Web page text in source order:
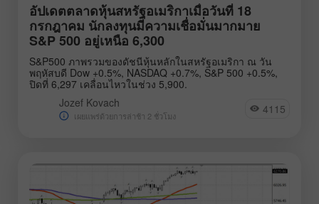
อัปเดตตลาดหุ้นสหรัฐอเมริกาเมื่อวันที่ 18
กรกฎาคม นักลงทุนมีความเชื่อมั่นมากมาย
S&P 500 อยู่เหนือ 6,300
S&P500 ภาพรวมของดัชนีหุ้นหลักในสหรัฐอเมริกา ณ วัน
พฤหัสบดี Dow +0.5%, NASDAQ +0.7%, S&P 500 +0.5%,
ปิดที่ 6,297 เคลื่อนไหวในช่วง 5,900.
Jozef Kovach
เผยแพร่ด้วยการล่าช้า 2 ชั่วโมง 4115